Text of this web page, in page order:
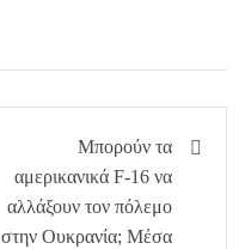
Μπορούν τα
αμερικανικά F-16 να
αλλάξουν τον πόλεμο
στην Ουκρανία; Μέσα